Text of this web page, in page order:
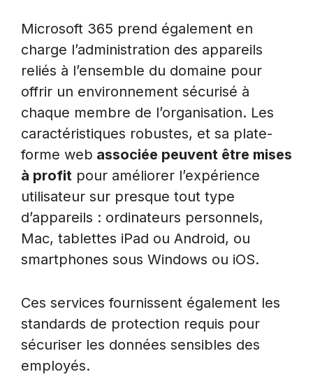
Microsoft 365 prend également en
charge l’administration des appareils
reliés à l’ensemble du domaine pour
offrir un environnement sécurisé à
chaque membre de l’organisation. Les
caractéristiques robustes, et sa plate-
forme web associée peuvent être mises
à profit pour améliorer l’expérience
utilisateur sur presque tout type
d’appareils : ordinateurs personnels,
Mac, tablettes iPad ou Android, ou
smartphones sous Windows ou iOS.
Ces services fournissent également les
standards de protection requis pour
sécuriser les données sensibles des
employés.